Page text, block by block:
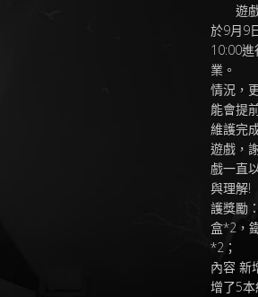
遊戲
於9月9
10:00
業。
情況，
能會提
維護完
遊戲，
戲一直
與理
護獎勵
盒*2，
*2
內容 新
增了5